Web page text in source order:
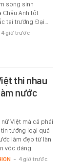
song sinh
Châu Anh tốt
tại trường Đại…
4 giờ trước
thi nhau
nước
Việt mà cả phái
tưởng loại quả
làm đẹp từ làn
vóc dáng.
- 4 giờ trước